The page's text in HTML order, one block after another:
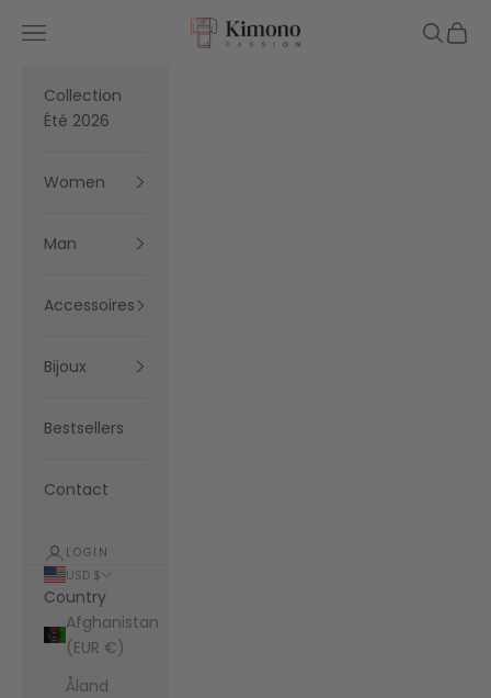
Kimono Passion
Navigation menu Search
Cart
Collection
Été 2026
Women
Man
Accessoires
Bijoux
Bestsellers
Contact
LOGIN
USD $
Country
Afghanistan
(EUR €)
Åland